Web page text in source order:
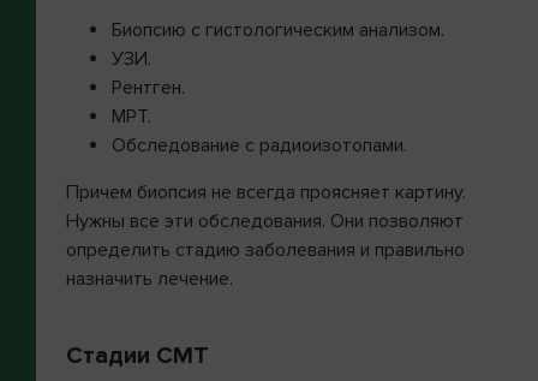
Биопсию с гистологическим анализом.
УЗИ.
Рентген.
МРТ.
Обследование с радиоизотопами.
Причем биопсия не всегда проясняет картину.
Нужны все эти обследования. Они позволяют
определить стадию заболевания и правильно
назначить лечение.
Стадии СМТ